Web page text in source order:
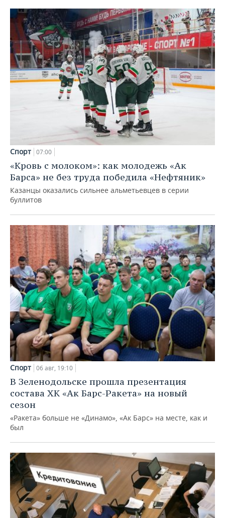
Спорт 07:00
«Кровь с молоком»: как молодежь «Ак
Барса» не без труда победила «Нефтяник»
Казанцы оказались сильнее альметьевцев в серии
буллитов
Спорт 06 авг, 19:10
В Зеленодольске прошла презентация
состава ХК «Ак Барс-Ракета» на новый
сезон
«Ракета» больше не «Динамо», «Ак Барс» на месте, как и
был